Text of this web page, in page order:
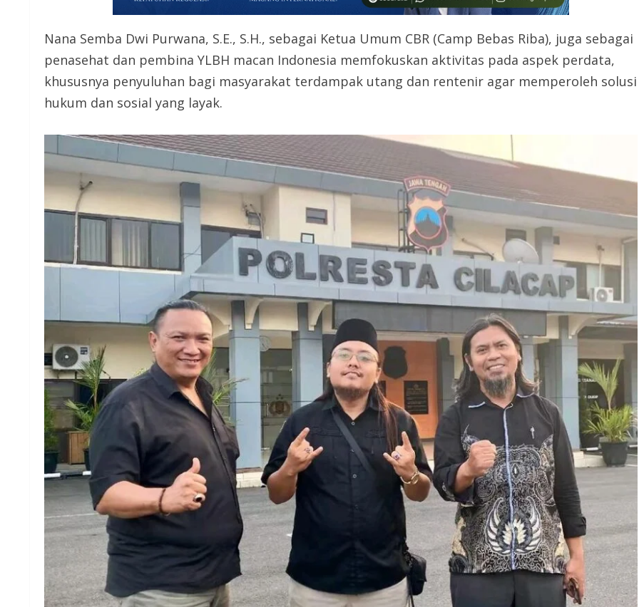
Nana Semba Dwi Purwana, S.E., S.H., sebagai Ketua Umum CBR (Camp Bebas Riba), juga sebagai
penasehat dan pembina YLBH macan Indonesia memfokuskan aktivitas pada aspek perdata,
khususnya penyuluhan bagi masyarakat terdampak utang dan rentenir agar memperoleh solusi
hukum dan sosial yang layak.